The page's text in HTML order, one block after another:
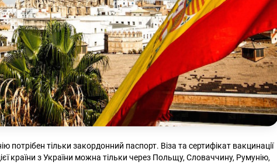
потрібен тільки закордонний паспорт. Віза та сертифікат вакцинації
країни з України можна тільки через Польщу, Словаччину, Румунію,